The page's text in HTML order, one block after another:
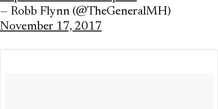
— Robb Flynn (@TheGeneralMH)
November 17, 2017